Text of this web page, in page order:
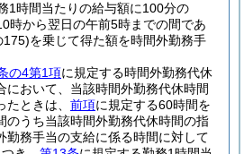
1時間当たりの給与額に100分の
時から翌日の午前5時までの間であ
175)を乗じて得た額を時間外勤務手
の4第1項に規定する時間外勤務代休
において、当該時間外勤務代休時間
ときは、 前項に規定する60時間を
のうち当該時間外勤務代休時間の指
勤務手当の支給に係る時間に対して